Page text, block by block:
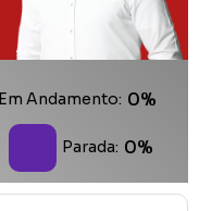
Em Andamento: 0%
Parada: 0%